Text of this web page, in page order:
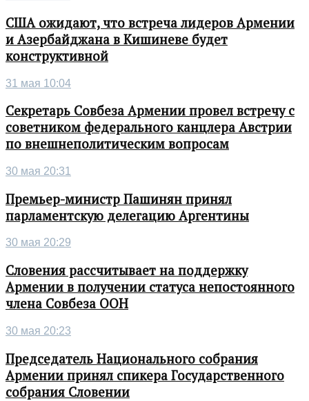
США ожидают, что встреча лидеров Армении
и Азербайджана в Кишиневе будет
конструктивной
31 мая 10:04
Секретарь Совбеза Армении провел встречу с
советником федерального канцлера Австрии
по внешнеполитическим вопросам
30 мая 20:31
Премьер-министр Пашинян принял
парламентскую делегацию Аргентины
30 мая 20:29
Словения рассчитывает на поддержку
Армении в получении статуса непостоянного
члена Совбеза ООН
30 мая 20:23
Председатель Национального собрания
Армении принял спикера Государственного
собрания Словении